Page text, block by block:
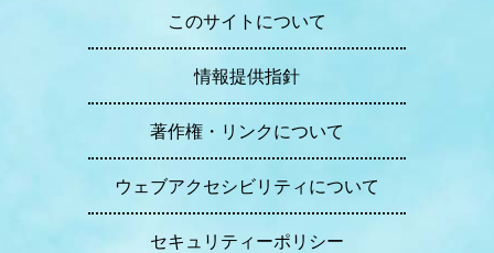
このサイトについて
情報提供指針
著作権・リンクについて
ウェブアクセシビリティについて
セキュリティーポリシー